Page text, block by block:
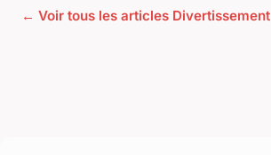
← Voir tous les articles Divertissement